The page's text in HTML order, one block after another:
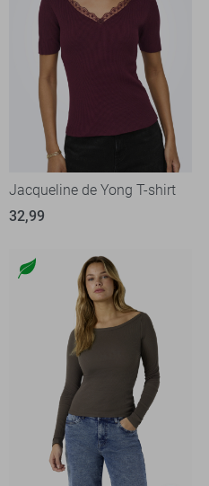
Jacqueline de Yong T-shirt
32,99